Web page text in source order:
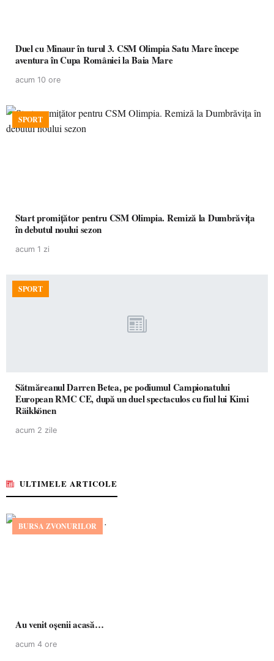
Duel cu Minaur în turul 3. CSM Olimpia Satu Mare începe
aventura în Cupa României la Baia Mare
acum 10 ore
SPORT
Start promițător pentru CSM Olimpia. Remiză la Dumbrăvița
în debutul noului sezon
acum 1 zi
SPORT
Sătmăreanul Darren Betea, pe podiumul Campionatului
European RMC CE, după un duel spectaculos cu fiul lui Kimi
Räikkönen
acum 2 zile
ULTIMELE ARTICOLE
BURSA ZVONURILOR
Au venit oșenii acasă…
acum 4 ore